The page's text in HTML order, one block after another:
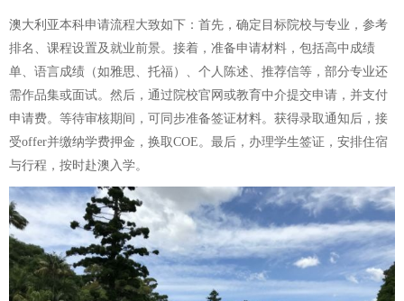
澳大利亚本科申请流程大致如下：首先，确定目标院校与专业，参考
排名、课程设置及就业前景。接着，准备申请材料，包括高中成绩
单、语言成绩（如雅思、托福）、个人陈述、推荐信等，部分专业还
需作品集或面试。然后，通过院校官网或教育中介提交申请，并支付
申请费。等待审核期间，可同步准备签证材料。获得录取通知后，接
受offer并缴纳学费押金，换取COE。最后，办理学生签证，安排住宿
与行程，按时赴澳入学。